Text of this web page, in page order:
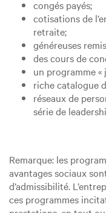
congés payés;
cotisations de
retraite;
généreuses
des cours de
un programme «
riche catalogue
réseaux de
série de
Remarque: les
avantages sociaux
d’admissibilité.
ces programmes